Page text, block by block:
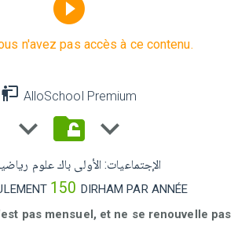
n'avez pas accès à ce contenu.
AlloSchool Premium
الإجتماعيات: الأولى باك علوم
150 DIRHAM PAR ANNÉE
pas mensuel, et ne se renouvelle pas